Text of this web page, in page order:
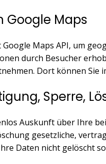
Google Maps
Google Maps API, um
durch Besucher
Dort können Sie
Sperre,
Auskunft über Ihre
gesetzliche,
Daten nicht gelöscht